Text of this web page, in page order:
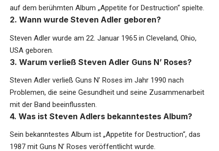
auf dem berühmten Album „Appetite for Destruction“ spielte.
2. Wann wurde Steven Adler geboren?
Steven Adler wurde am 22. Januar 1965 in Cleveland, Ohio,
USA geboren.
3. Warum verließ Steven Adler Guns N’ Roses?
Steven Adler verließ Guns N’ Roses im Jahr 1990 nach
Problemen, die seine Gesundheit und seine Zusammenarbeit
mit der Band beeinflussten.
4. Was ist Steven Adlers bekanntestes Album?
Sein bekanntestes Album ist „Appetite for Destruction“, das
1987 mit Guns N’ Roses veröffentlicht wurde.